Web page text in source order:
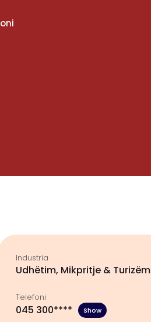
Industria
Udhëtim, Mikpritje & Turizëm
Telefoni
045 300**** Show